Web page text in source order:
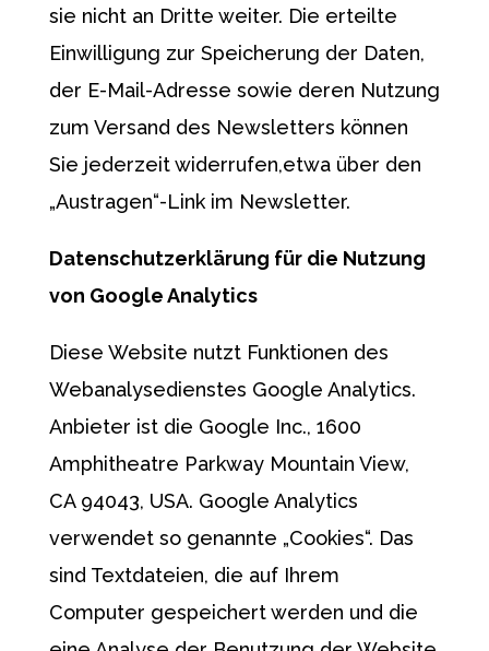
sie nicht an Dritte weiter. Die erteilte
Einwilligung zur Speicherung der Daten,
der E-Mail-Adresse sowie deren Nutzung
zum Versand des Newsletters können
Sie jederzeit widerrufen,etwa über den
„Austragen“-Link im Newsletter.
Datenschutzerklärung für die Nutzung
von Google Analytics
Diese Website nutzt Funktionen des
Webanalysedienstes Google Analytics.
Anbieter ist die Google Inc., 1600
Amphitheatre Parkway Mountain View,
CA 94043, USA. Google Analytics
verwendet so genannte „Cookies“. Das
sind Textdateien, die auf Ihrem
Computer gespeichert werden und die